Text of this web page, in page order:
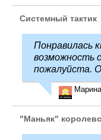
Системный тактик
Понравилась
возможность
пожалуйста.
"Маньяк"